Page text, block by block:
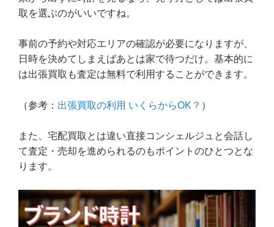
取を選ぶのがいいですね。
事前の予約や対応エリアの確認が必要になりますが、
日時を決めてしまえばあとは家で待つだけ。基本的に
は出張買取も査定は無料で利用することができます。
（参考： 出張買取の利用 いくらからOK？ ）
また、宅配買取とは違い直接コンシェルジュと会話し
て査定・売却を進められるのもポイントのひとつとな
ります。